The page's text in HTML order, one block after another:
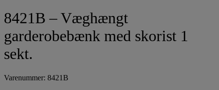
8421B – Væghængt
garderobebænk med skorist 1
sekt.
Varenummer: 8421B